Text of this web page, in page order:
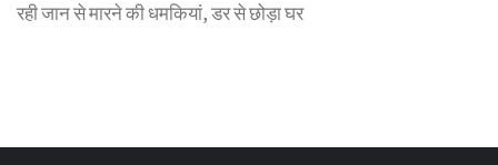
रही जान से मारने की धमकियां, डर से छोड़ा घर